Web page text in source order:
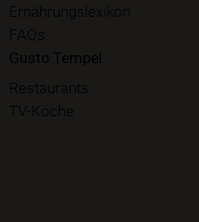
Ernährungslexikon
FAQs
Gusto Tempel
Restaurants
TV-Köche